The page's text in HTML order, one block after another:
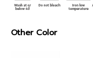
Other Color